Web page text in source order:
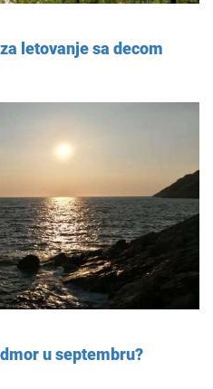
letovanje sa decom
u septembru?